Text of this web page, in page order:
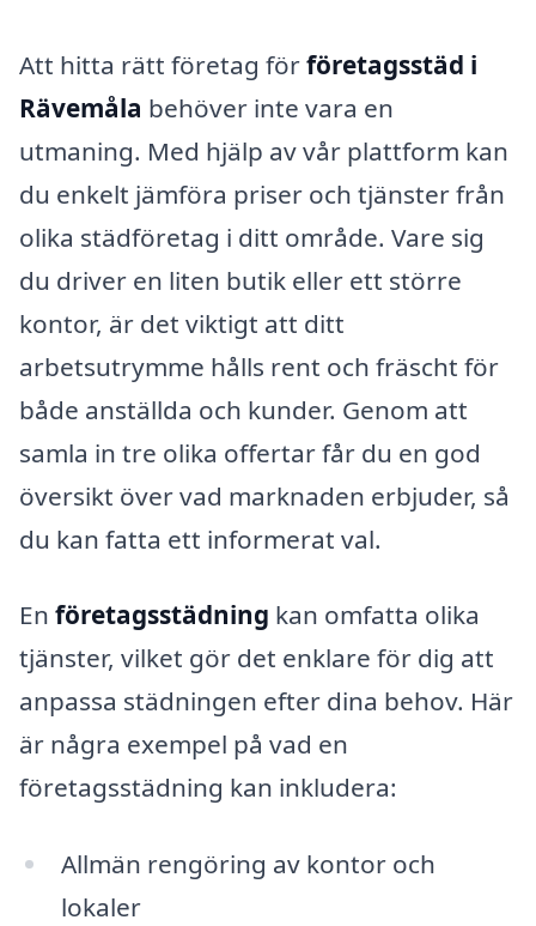
Att hitta rätt företag förföretagsstäd i
Rävemåla behöver inte vara en
utmaning. Med hjälp av vår plattform kan
du enkelt jämföra priser och tjänster från
olika städföretag i ditt område. Vare sig
du driver en liten butik eller ett större
kontor, är det viktigt att ditt
arbetsutrymme hålls rent och fräscht för
både anställda och kunder. Genom att
samla in tre olika offertar får du en god
översikt över vad marknaden erbjuder, så
du kan fatta ett informerat val.
En företagsstädning kan omfatta olika
tjänster, vilket gör det enklare för dig att
anpassa städningen efter dina behov. Här
är några exempel på vad en
företagsstädning kan inkludera:
Allmän rengöring av kontor och
lokaler